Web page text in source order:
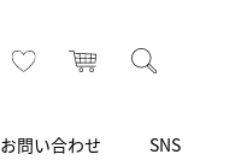
お気に入りカート
お問い合わせ SNS
へ